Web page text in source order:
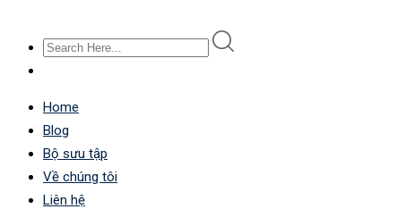
Home
Blog
Bộ sưu tập
Về chúng tôi
Liên hệ